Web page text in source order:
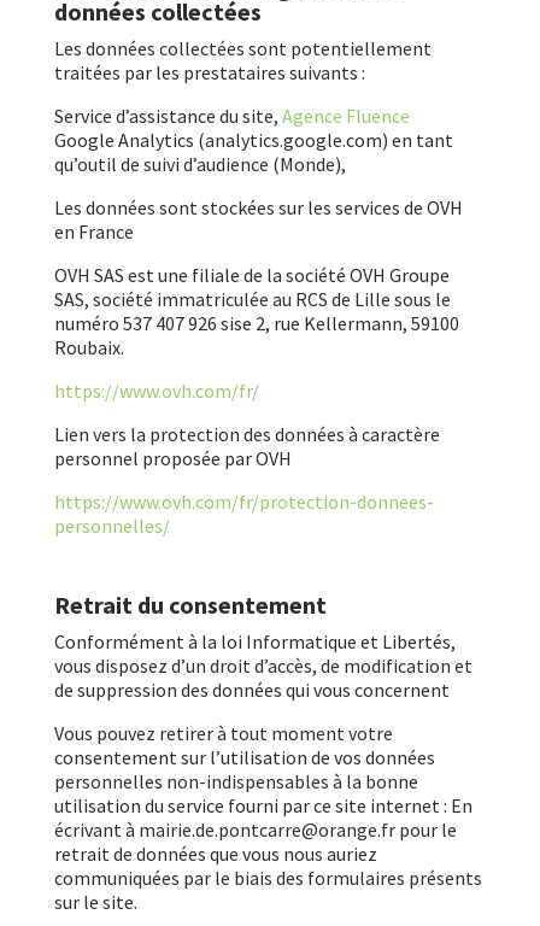
données collectées
Les données collectées sont potentiellement
traitées par les prestataires suivants :
Service d’assistance du site, Agence Fluence
Google Analytics (analytics.google.com) en tant
qu’outil de suivi d’audience (Monde),
Les données sont stockées sur les services de OVH
en France
OVH SAS est une filiale de la société OVH Groupe
SAS, société immatriculée au RCS de Lille sous le
numéro 537 407 926 sise 2, rue Kellermann, 59100
Roubaix.
https://www.ovh.com/fr/
Lien vers la protection des données à caractère
personnel proposée par OVH
https://www.ovh.com/fr/protection-donnees-
personnelles/
Retrait du consentement
Conformément à la loi Informatique et Libertés,
vous disposez d’un droit d’accès, de modification et
de suppression des données qui vous concernent
Vous pouvez retirer à tout moment votre
consentement sur l’utilisation de vos données
personnelles non-indispensables à la bonne
utilisation du service fourni par ce site internet : En
écrivant à mairie.de.pontcarre@orange.fr pour le
retrait de données que vous nous auriez
communiquées par le biais des formulaires présents
sur le site.